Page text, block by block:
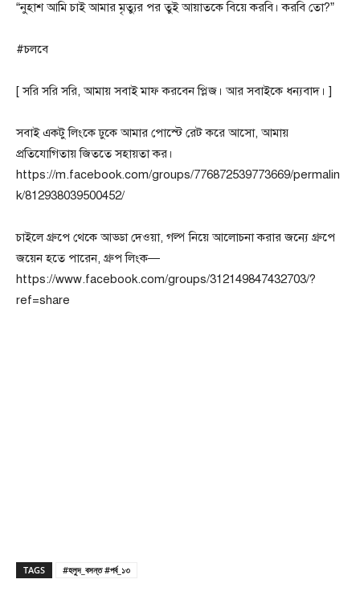
“নুহাশ আমি চাই আমার মৃত্যুর পর তুই আয়াতকে বিয়ে করবি। করবি তো?”
#চলবে
[ সরি সরি সরি, আমায় সবাই মাফ করবেন প্লিজ। আর সবাইকে ধন্যবাদ। ]
সবাই একটু লিংকে ঢুকে আমার পোস্টে রেট করে আসো, আমায়
প্রতিযোগিতায় জিততে সহায়তা কর।
https://m.facebook.com/groups/776872539773669/permalin
k/812938039500452/
চাইলে গ্রুপে থেকে আড্ডা দেওয়া, গল্প নিয়ে আলোচনা করার জন্যে গ্রুপে
জয়েন হতে পারেন, গ্রুপ লিংক—
https://www.facebook.com/groups/312149847432703/?
ref=share
TAGS #হলুদ_বসন্ত #পর্ব_১৩